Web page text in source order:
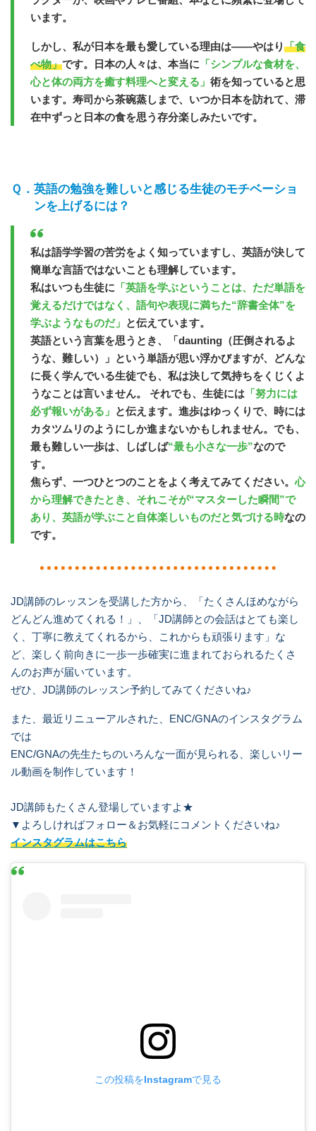
います。
しかし、私が日本を最も愛している理由は――やはり「食
べ物」です。日本の人々は、本当に 「シンプルな食材を、
心と体の両方を癒す料理へと変える」 術を知っていると思
います。寿司から茶碗蒸しまで、いつか日本を訪れて、滞
在中ずっと日本の食を思う存分楽しみたいです。
英語の勉強を難しいと感じる生徒のモチベーショ
ンを上げるには？
私は語学学習の苦労をよく知っていますし、英語が決して
簡単な言語ではないことも理解しています。
私はいつも生徒に 「英語を学ぶということは、ただ単語を
覚えるだけではなく、語句や表現に満ちた“辞書全体”を
学ぶようなものだ」 と伝えています。
英語という言葉を思うとき、「daunting（圧倒されるよ
うな、難しい）」という単語が思い浮かびますが、どんな
に長く学んでいる生徒でも、私は決して気持ちをくじくよ
うなことは言いません。 それでも、生徒には「努力には
必ず報いがある」 と伝えます。進歩はゆっくりで、時には
カタツムリのようにしか進まないかもしれません。でも、
最も難しい一歩は、しばしば“最も小さな一歩”なので
す。
焦らず、一つひとつのことをよく考えてみてください。心
から理解できたとき、それこそが“マスターした瞬間”で
あり、英語が学ぶこと自体楽しいものだと気づける時なの
です。
JD講師のレッスンを受講した方から、「たくさんほめながら
どんどん進めてくれる！」、「JD講師との会話はとても楽し
く、丁寧に教えてくれるから、これからも頑張ります」な
ど、楽しく前向きに一歩一歩確実に進まれておられるたくさ
んのお声が届いています。
ぜひ、JD講師のレッスン予約してみてくださいね♪
また、最近リニューアルされた、ENC/GNAのインスタグラム
では
ENC/GNAの先生たちのいろんな一面が見られる、楽しいリー
ル動画を制作しています！
JD講師もたくさん登場していますよ★
▼よろしければフォロー＆お気軽にコメントくださいね♪
インスタグラムはこちら
この投稿をInstagramで見る